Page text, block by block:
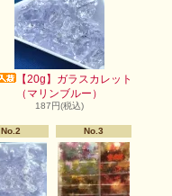
【20g】ガラスカレット
（マリンブルー）
187円(税込)
No.2 No.3